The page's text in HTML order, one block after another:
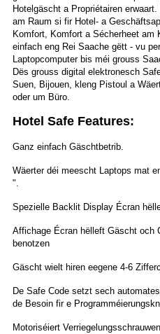
Hotelgäscht a Propriétairen
am Raum si fir Hotel- a
Komfort, Komfort a Sécherheet am
einfach eng Rei Saache gëtt - vu
Laptopcomputer bis méi grouss
Dës grouss digital elektronesch
Suen, Bijouen, kleng Pistoul a
oder um Büro.
Hotel Safe Features:
Ganz einfach Gäschtbetrib.
Wäerter déi meescht Laptops mat
".
Spezielle Backlit Display Écran
Affichage Écran hëlleft Gäscht och
benotzen
Gäscht wielt hiren eegene 4-6
De Safe Code setzt sech
de Besoin fir e
Motoriséiert